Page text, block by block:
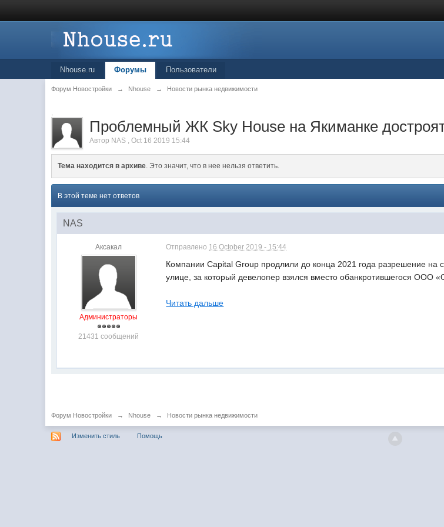
Nhouse.ru Форумы Пользователи
Форум Новостройки → Nhouse → Новости рынка недвижимости
.
Проблемный ЖК Sky House на Якиманке
Автор NAS ,Oct 16 2019 15:44
Тема находится в архиве. Это значит, что в нее нельзя ответить.
В этой теме нет ответов
NAS
Аксакал
Администраторы
21431 сообщений
Отправлено 16 October 2019 - 15:44
Компании Capital Group продлили до конца 2021 года разрешение на
улице, за который девелопер взялся вместо обанкротившегося ООО
Читать дальше
Форум Новостройки → Nhouse → Новости рынка недвижимости
Изменить стиль Помощь